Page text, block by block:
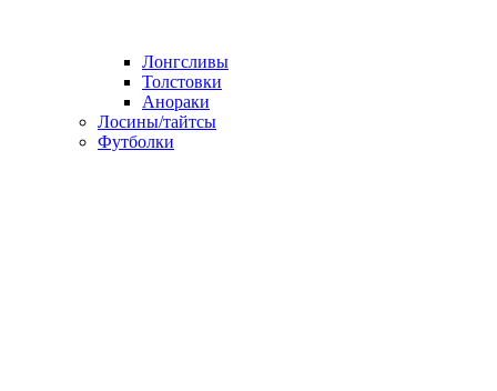
Лонгсливы
Толстовки
Анораки
Лосины/тайтсы
Футболки